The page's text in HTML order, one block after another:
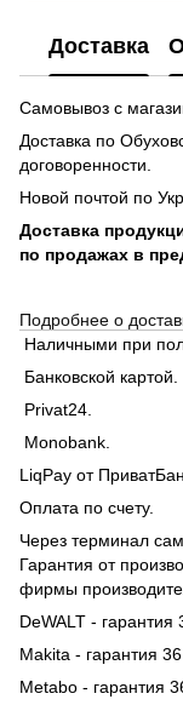
Доставка
Самовывоз с
Доставка по
договоренности.
Новой почтой по
Доставка
по продажах в
Подробнее о
Наличными при
Банковской картой.
Privat24.
Monobank.
LiqPay от
Оплата по счету.
Через терминал
Гарантия от
фирмы
DeWALT - гарантия
Makita - гарантия
Metabo - гарантия